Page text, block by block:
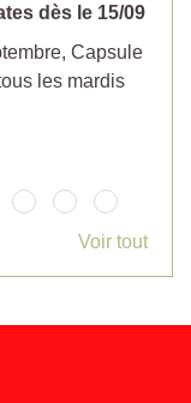
dès le 15/09
Capsule
les mardis
Voir tout